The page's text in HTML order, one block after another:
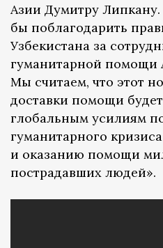
Азии Думитру
бы поблагодарить
Узбекистана за
гуманитарной помощи
Мы считаем, что этот
доставки помощи
глобальным усилиям
гуманитарного
и оказанию помощи
пострадавших людей».